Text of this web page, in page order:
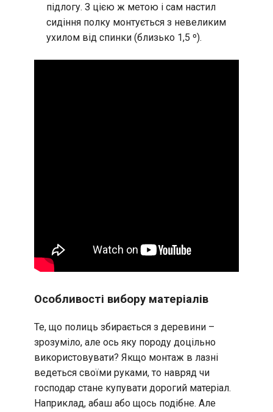
підлогу. З цією ж метою і сам настил
сидіння полку монтується з невеликим
ухилом від спинки (близько 1,5 º).
Особливості вибору матеріалів
Те, що полиць збирається з деревини –
зрозуміло, але ось яку породу доцільно
використовувати? Якщо монтаж в лазні
ведеться своїми руками, то навряд чи
господар стане купувати дорогий матеріал.
Наприклад, абаш або щось подібне. Але